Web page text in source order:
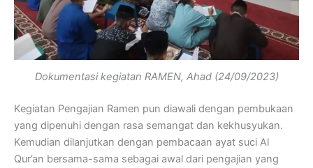
Dokumentasi kegiatan RAMEN, Ahad (24/09/2023)
Kegiatan Pengajian Ramen pun diawali dengan pembukaan
yang dipenuhi dengan rasa semangat dan kekhusyukan.
Kemudian dilanjutkan dengan pembacaan ayat suci Al
Qur’an bersama-sama sebagai awal dari pengajian yang